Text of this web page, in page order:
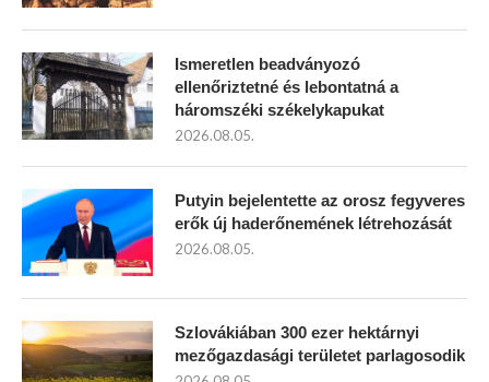
Ismeretlen beadványozó
ellenőriztetné és lebontatná a
háromszéki székelykapukat
2026.08.05.
Putyin bejelentette az orosz fegyveres
erők új haderőnemének létrehozását
2026.08.05.
Szlovákiában 300 ezer hektárnyi
mezőgazdasági területet parlagosodik